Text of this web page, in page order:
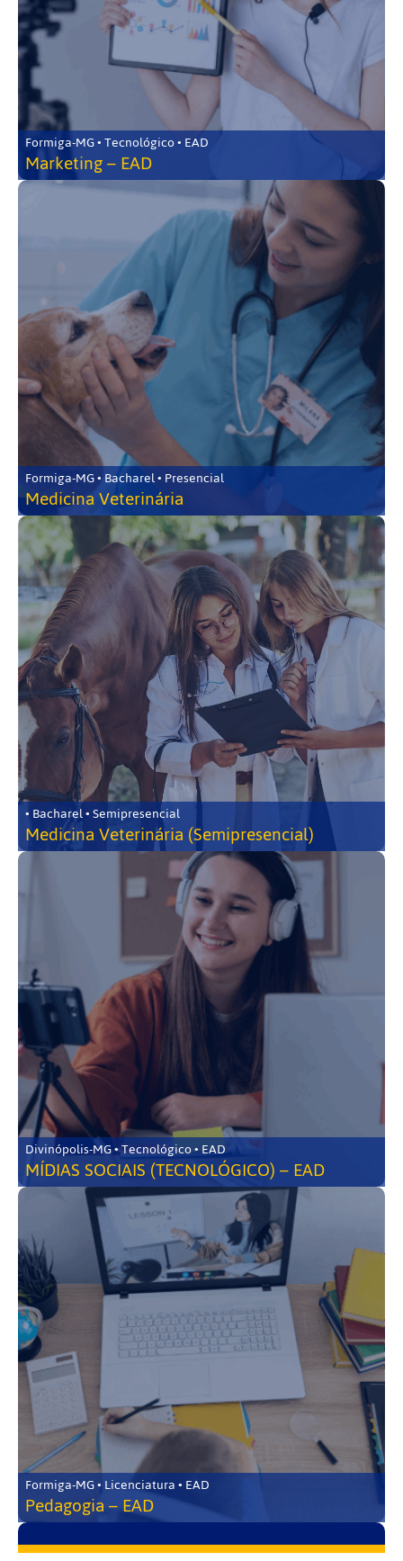
Formiga-MG • Tecnológico • EAD
Marketing – EAD
Formiga-MG • Bacharel • Presencial
Medicina Veterinária
• Bacharel • Semipresencial
Medicina Veterinária (Semipresencial)
Divinópolis-MG • Tecnológico • EAD
MÍDIAS SOCIAIS (TECNOLÓGICO) – EAD
Formiga-MG • Licenciatura • EAD
Pedagogia – EAD